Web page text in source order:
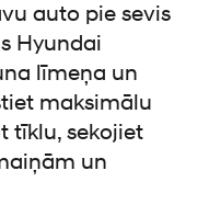
auto pie sevis
Hyundai
līmeņa un
maksimālu
tīklu, sekojiet
un